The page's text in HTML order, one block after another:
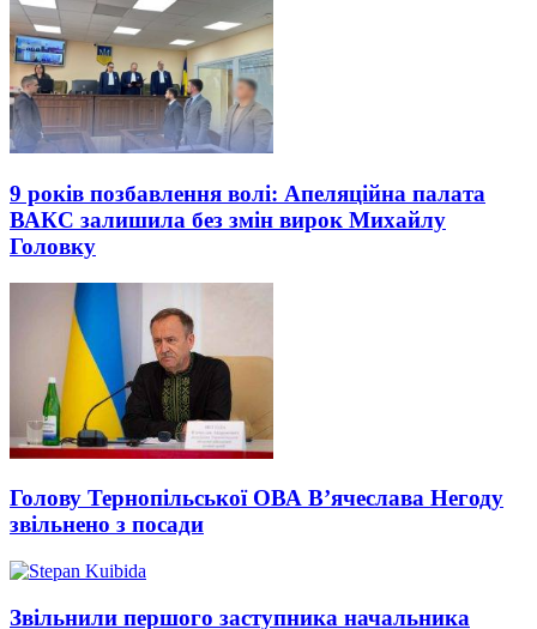
9 років позбавлення волі: Апеляційна палата
ВАКС залишила без змін вирок Михайлу
Головку
Голову Тернопільської ОВА В’ячеслава Негоду
звільнено з посади
Звільнили першого заступника начальника